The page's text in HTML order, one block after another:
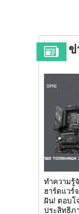
ข่
ทำความรู้
ฮาร์ดแวร์
ฝัน! ตอบโ
ประสิทธิภ